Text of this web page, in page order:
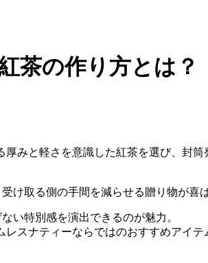
茶の作り方とは？
みと軽さを意識した紅茶を選び、封
け取る側の手間を減らせる贈り物が喜
い特別感を演出できるのが魅力。
スナティーならではのおすすめアイテ